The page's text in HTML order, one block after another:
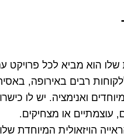
הוא מביא לכל פרויקט
רבים באירופה,
ואנימציה. יש לו כישרון
עוצמתיים או מצחיקים.
הויזאולית המיוחדת